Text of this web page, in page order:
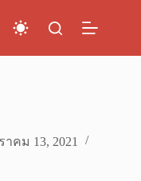
าคม 13, 2021